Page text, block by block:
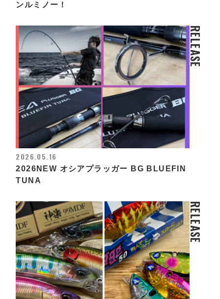
ンルミノー！
RELEASE
2026.05.16
2026NEW オシアプラッガー BG BLUEFIN
TUNA
RELEASE